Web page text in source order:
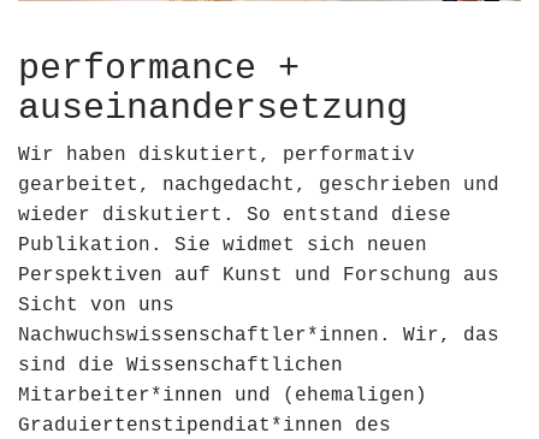
performance +
auseinandersetzung
Wir haben diskutiert, performativ
gearbeitet, nachgedacht, geschrieben und
wieder diskutiert. So entstand diese
Publikation. Sie widmet sich neuen
Perspektiven auf Kunst und Forschung aus
Sicht von uns
Nachwuchswissenschaftler*innen. Wir, das
sind die Wissenschaftlichen
Mitarbeiter*innen und (ehemaligen)
Graduiertenstipendiat*innen des